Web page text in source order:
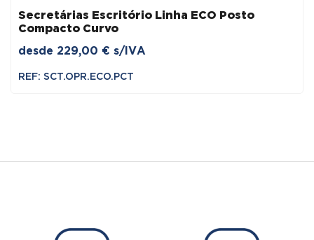
Secretárias Escritório Linha ECO Posto
Compacto Curvo
desde 229,00 € s/IVA
REF: SCT.OPR.ECO.PCT